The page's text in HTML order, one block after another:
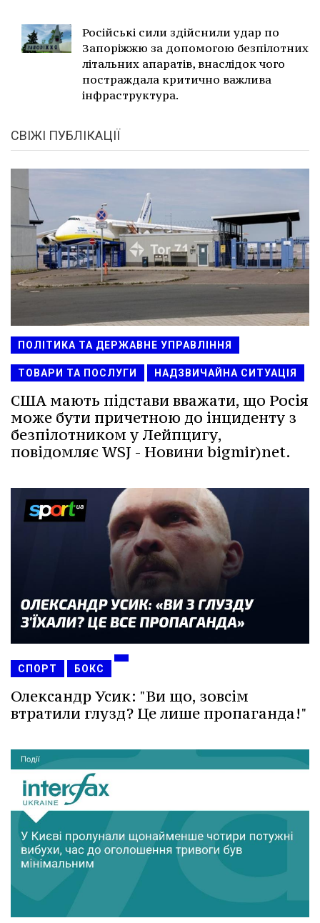
Російські сили здійснили удар по
Запоріжжю за допомогою безпілотних
літальних апаратів, внаслідок чого
постраждала критично важлива
інфраструктура.
СВІЖІ ПУБЛІКАЦІЇ
ПОЛІТИКА ТА ДЕРЖАВНЕ УПРАВЛІННЯ
ТОВАРИ ТА ПОСЛУГИ НАДЗВИЧАЙНА СИТУАЦІЯ
США мають підстави вважати, що Росія
може бути причетною до інциденту з
безпілотником у Лейпцигу,
повідомляє WSJ - Новини bigmir)net.
СПОРТ БОКС
Олександр Усик: "Ви що, зовсім
втратили глузд? Це лише пропаганда!"